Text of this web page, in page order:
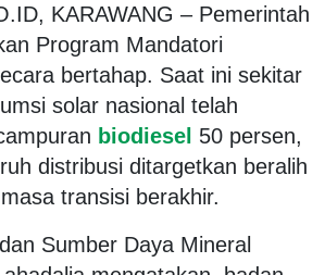
KARAWANG – Pemerintah
Program Mandatori
bertahap. Saat ini sekitar
solar nasional telah
biodiesel 50 persen,
distribusi ditargetkan beralih
transisi berakhir.
Sumber Daya Mineral